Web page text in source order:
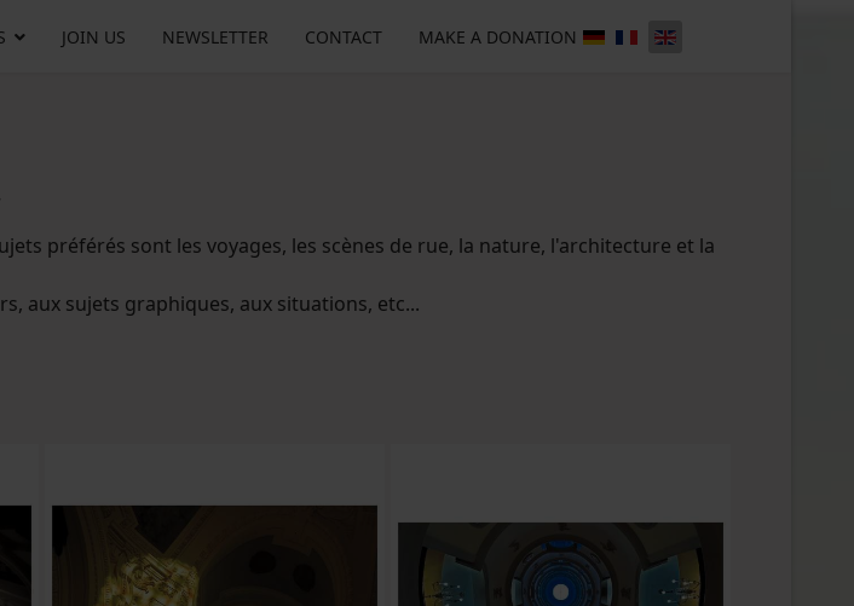
JOIN US NEWSLETTER CONTACT MAKE A DONATION
préférés sont les voyages, les scènes de rue, la nature, l'architecture et la
aux sujets graphiques, aux situations, etc...